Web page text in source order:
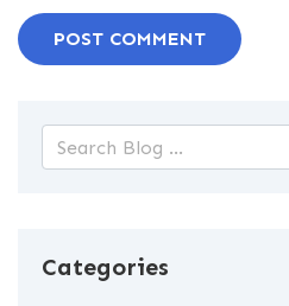
POST COMMENT
Categories